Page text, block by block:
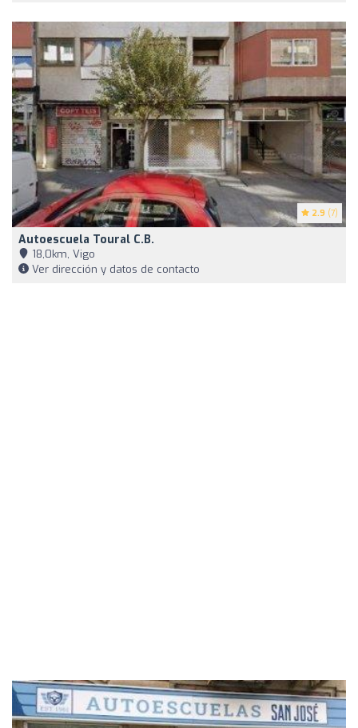
2.9 (7)
Autoescuela Toural C.B.
18,0km, Vigo
Ver dirección y datos de contacto